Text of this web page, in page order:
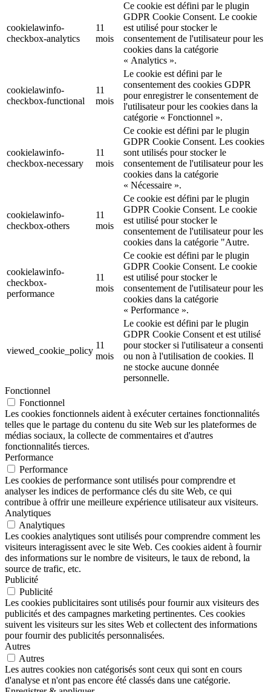
cookielawinfo-
checkbox-analytics
11
mois
Ce cookie est défini par le plugin
GDPR Cookie Consent. Le cookie
est utilisé pour stocker le
consentement de l'utilisateur pour les
cookies dans la catégorie
« Analytics ».
cookielawinfo-
checkbox-functional
11
mois
Le cookie est défini par le
consentement des cookies GDPR
pour enregistrer le consentement de
l'utilisateur pour les cookies dans la
catégorie « Fonctionnel ».
cookielawinfo-
checkbox-necessary
11
mois
Ce cookie est défini par le plugin
GDPR Cookie Consent. Les cookies
sont utilisés pour stocker le
consentement de l'utilisateur pour les
cookies dans la catégorie
« Nécessaire ».
cookielawinfo-
checkbox-others
11
mois
Ce cookie est défini par le plugin
GDPR Cookie Consent. Le cookie
est utilisé pour stocker le
consentement de l'utilisateur pour les
cookies dans la catégorie "Autre.
cookielawinfo-
checkbox-
performance
11
mois
Ce cookie est défini par le plugin
GDPR Cookie Consent. Le cookie
est utilisé pour stocker le
consentement de l'utilisateur pour les
cookies dans la catégorie
« Performance ».
viewed_cookie_policy
11
mois
Le cookie est défini par le plugin
GDPR Cookie Consent et est utilisé
pour stocker si l'utilisateur a consenti
ou non à l'utilisation de cookies. Il
ne stocke aucune donnée
personnelle.
Fonctionnel
Fonctionnel
Les cookies fonctionnels aident à exécuter certaines fonctionnalités
telles que le partage du contenu du site Web sur les plateformes de
médias sociaux, la collecte de commentaires et d'autres
fonctionnalités tierces.
Performance
Performance
Les cookies de performance sont utilisés pour comprendre et
analyser les indices de performance clés du site Web, ce qui
contribue à offrir une meilleure expérience utilisateur aux visiteurs.
Analytiques
Analytiques
Les cookies analytiques sont utilisés pour comprendre comment les
visiteurs interagissent avec le site Web. Ces cookies aident à fournir
des informations sur le nombre de visiteurs, le taux de rebond, la
source de trafic, etc.
Publicité
Publicité
Les cookies publicitaires sont utilisés pour fournir aux visiteurs des
publicités et des campagnes marketing pertinentes. Ces cookies
suivent les visiteurs sur les sites Web et collectent des informations
pour fournir des publicités personnalisées.
Autres
Autres
Les autres cookies non catégorisés sont ceux qui sont en cours
d'analyse et n'ont pas encore été classés dans une catégorie.